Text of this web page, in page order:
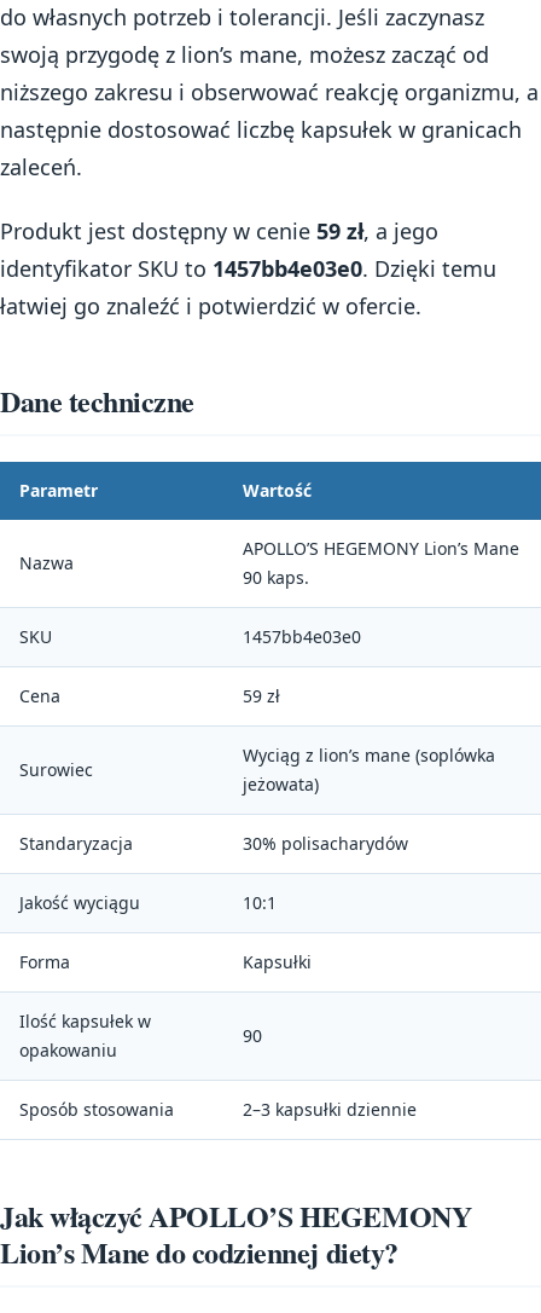
do własnych potrzeb i tolerancji. Jeśli zaczynasz
swoją przygodę z lion’s mane, możesz zacząć od
niższego zakresu i obserwować reakcję organizmu, a
następnie dostosować liczbę kapsułek w granicach
zaleceń.
Produkt jest dostępny w cenie 59 zł, a jego
identyfikator SKU to 1457bb4e03e0. Dzięki temu
łatwiej go znaleźć i potwierdzić w ofercie.
Dane techniczne
Parametr Wartość
Nazwa
APOLLO’S HEGEMONY Lion’s Mane
90 kaps.
SKU 1457bb4e03e0
Cena 59 zł
Surowiec
Wyciąg z lion’s mane (soplówka
jeżowata)
Standaryzacja 30% polisacharydów
Jakość wyciągu 10:1
Forma Kapsułki
Ilość kapsułek w
opakowaniu
90
Sposób stosowania 2–3 kapsułki dziennie
Jak włączyć APOLLO’S HEGEMONY
Lion’s Mane do codziennej diety?